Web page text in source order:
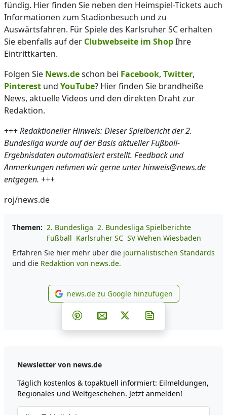
fündig. Hier finden Sie neben den Heimspiel-Tickets auch
Informationen zum Stadionbesuch und zu
Auswärtsfahren. Für Spiele des Karlsruher SC erhalten
Sie ebenfalls auf der Clubwebseite im ShopIhre
Eintrittkarten.
Folgen Sie News.deschon bei Facebook, Twitter,
Pinterest und YouTube? Hier finden Sie brandheiße
News, aktuelle Videos und den direkten Draht zur
Redaktion.
+++Redaktioneller Hinweis: Dieser Spielbericht der 2.
Bundesliga wurde auf der Basis aktueller Fußball-
Ergebnisdaten automatisiert erstellt. Feedback und
Anmerkungen nehmen wir gerne unter hinweis@news.de
entgegen. +++
roj/news.de
Themen: 2. Bundesliga 2. Bundesliga Spielberichte
Fußball Karlsruher SC SV Wehen Wiesbaden
Erfahren Sie hier mehr über die journalistischen Standards
und die Redaktion von news.de.
news.de zu Google
news.de zu Google hinzufügen
Teilen auf Facebook
Teilen auf Whatsapp
Teilen auf Telegram
Teilen auf Pinterest
Per E-Mail teilen
Post auf X
Newsletter von news.de
Täglich kostenlos & topaktuell informiert: Eilmeldungen,
Regionales und Weltgeschehen. Jetzt anmelden!